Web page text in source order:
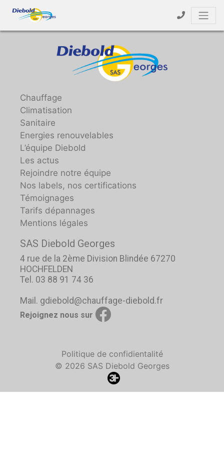
Chauffage
Climatisation
Sanitaire
Energies renouvelables
L’équipe Diebold
Les actus
Rejoindre notre équipe
Nos labels, nos certifications
Témoignages
Tarifs dépannages
Mentions légales
SAS Diebold Georges
4 rue de la 2ème Division Blindée 67270
HOCHFELDEN
Tel. 03 88 91 74 36
Mail. gdiebold@chauffage-diebold.fr
Rejoignez nous sur
Politique de confidientalité
© 2026 SAS Diebold Georges